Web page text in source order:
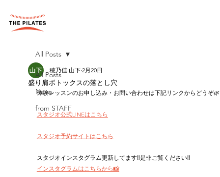
All Posts
News
from STAFF
All Posts
盛り肩ボトックスの落とし穴
穂乃佳 山下 2月20日
体験レッスンのお申し込み・お問い合わせは下記リンクからどうぞ🌿
スタジオ公式LINEはこちら
スタジオ予約サイトはこちら
スタジオインスタグラム更新してます‼︎是非ご覧ください‼︎
インスタグラムはこちらから📸